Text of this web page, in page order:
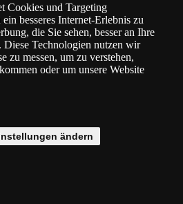
Kategorie
gefertigt
oder mattweißer Farbe. Diffusor aus
Cookies und Targeting
besseres Internet-Erlebnis zu
die Sie sehen, besser an Ihre
Diese Technologien nutzen wir
zu messen, um zu verstehen,
oder um unsere Website
ändern